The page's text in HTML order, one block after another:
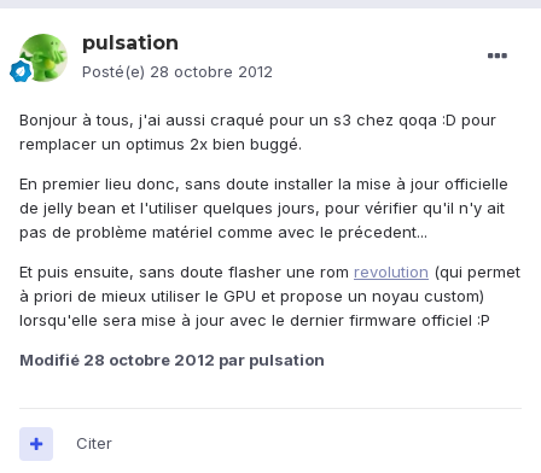
pulsation
Posté(e) 28 octobre 2012
Bonjour à tous, j'ai aussi craqué pour un s3 chez qoqa :D pour
remplacer un optimus 2x bien buggé.
En premier lieu donc, sans doute installer la mise à jour officielle
de jelly bean et l'utiliser quelques jours, pour vérifier qu'il n'y ait
pas de problème matériel comme avec le précedent...
Et puis ensuite, sans doute flasher une rom revolution (qui permet
à priori de mieux utiliser le GPU et propose un noyau custom)
lorsqu'elle sera mise à jour avec le dernier firmware officiel :P
Modifié 28 octobre 2012 par pulsation
Citer